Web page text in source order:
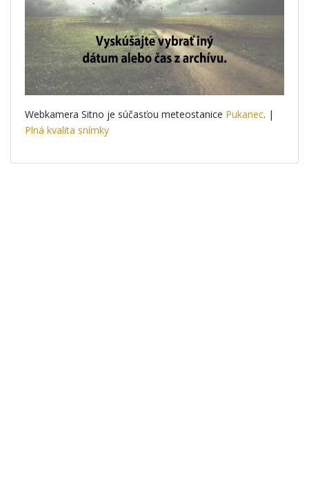
Webkamera Sitno je súčasťou meteostanice Pukanec. |
Plná kvalita snímky